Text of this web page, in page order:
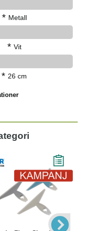
* Metall
* Vit
* 26 cm